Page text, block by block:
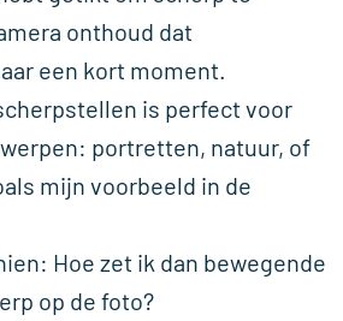
onthoud dat
een kort moment.
is perfect voor
portretten, natuur, of
mijn voorbeeld in de
Hoe zet ik dan bewegende
op de foto?